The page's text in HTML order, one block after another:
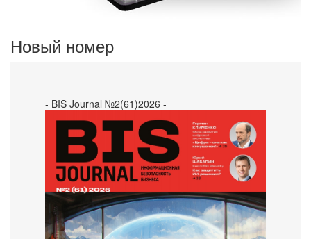
Новый номер
- BIS Journal №2(61)2026 -